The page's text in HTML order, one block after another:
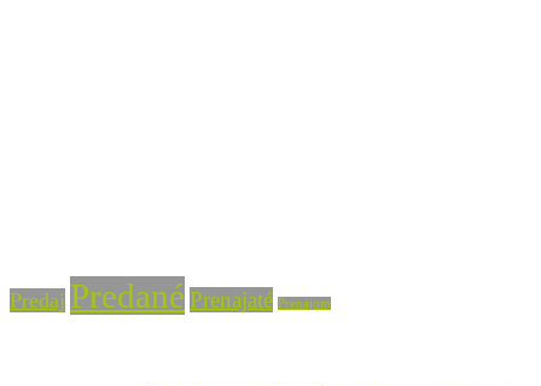
Predaj Predané Prenajaté Prenájom